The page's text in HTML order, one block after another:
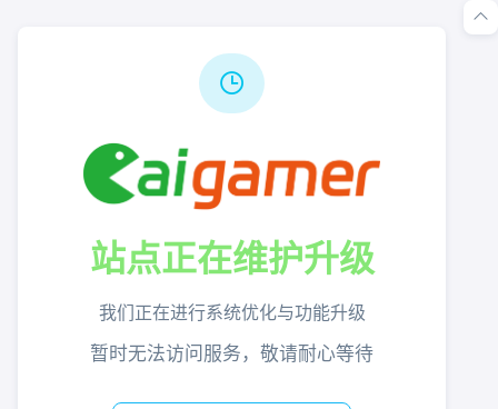
站点正在维护升级
我们正在进行系统优化与功能升级
暂时无法访问服务，敬请耐心等待